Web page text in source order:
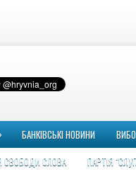
БАНКІВСЬКІ НОВИНИ
СВОБОДИ СЛОВА ПАРТІЯ